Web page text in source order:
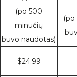
(po 500
minučių
buvo naudotas)
(po
$24.99